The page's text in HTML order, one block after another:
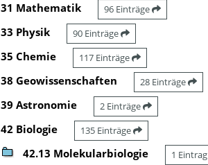
31 Mathematik 96 Einträge
33 Physik 90 Einträge
35 Chemie 117 Einträge
38 Geowissenschaften 28 Einträge
39 Astronomie 2 Einträge
42 Biologie 135 Einträge
42.13 Molekularbiologie 1 Eintrag